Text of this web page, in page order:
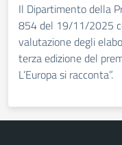
Il Dipartimento della
854 del 19/11/2025
valutazione degli
terza edizione del
L’Europa si racconta”.